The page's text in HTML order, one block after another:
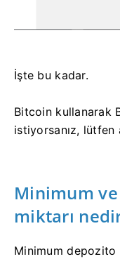
İşte bu kadar.
Bitcoin kullanarak
istiyorsanız, lütfen
Minimum
miktarı
Minimum